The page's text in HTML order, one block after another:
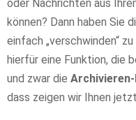
oder Nachrichten aus
können? Dann haben Sie
einfach „verschwinden“
hierfür eine Funktion, die
und zwar die
dass zeigen wir Ihnen